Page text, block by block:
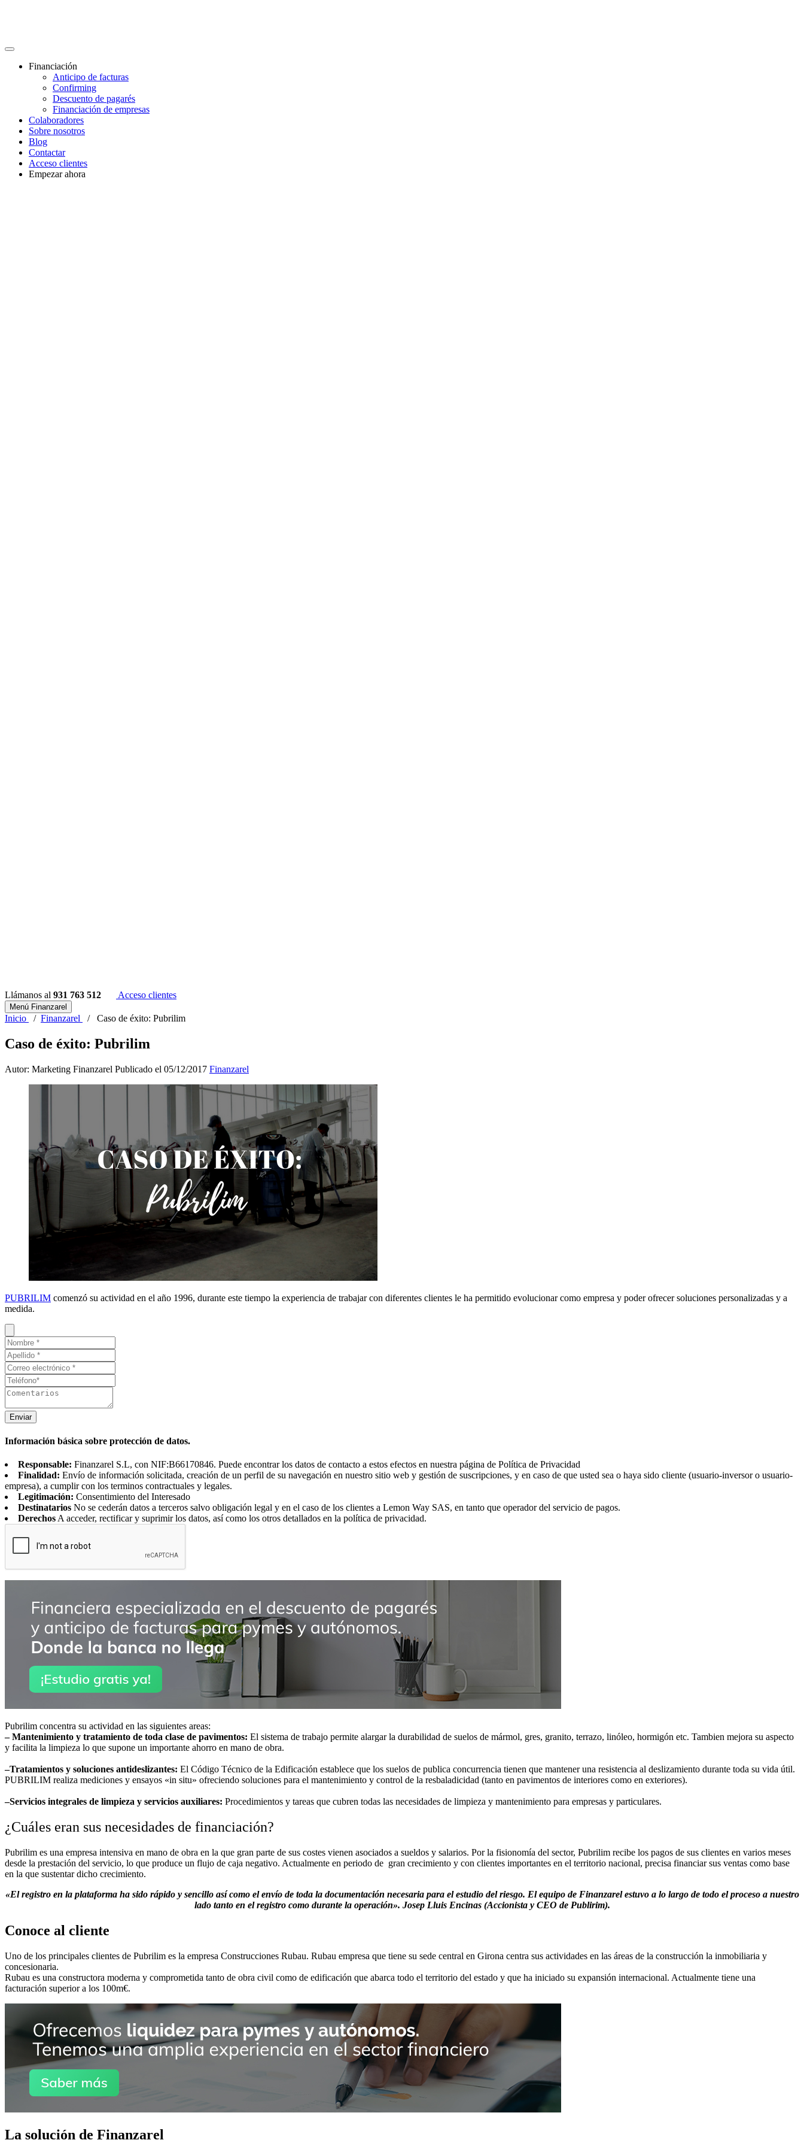
Financiación
Anticipo de facturas
Confirming
Descuento de pagarés
Financiación de empresas
Colaboradores
Sobre nosotros
Blog
Contactar
Acceso clientes
Empezar ahora
Llámanos al 931 763 512 Acceso clientes
Menú Finanzarel
Inicio / Finanzarel / Caso de éxito: Pubrilim
Caso de éxito: Pubrilim
Autor: Marketing Finanzarel Publicado el 05/12/2017 Finanzarel
PUBRILIM comenzó su actividad en el año 1996, durante este tiempo la experiencia de trabajar con diferentes clientes le ha permitido evolucionar como empresa y poder ofrecer soluciones personalizadas y a
medida.
Enviar
Información básica sobre protección de datos.
Responsable: Finanzarel S.L, con NIF:B66170846. Puede encontrar los datos de contacto a estos efectos en nuestra página de Política de Privacidad
Finalidad: Envío de información solicitada, creación de un perfil de su navegación en nuestro sitio web y gestión de suscripciones, y en caso de que usted sea o haya sido cliente (usuario-inversor o usuario-
empresa), a cumplir con los terminos contractuales y legales.
Legitimación: Consentimiento del Interesado
Destinatarios No se cederán datos a terceros salvo obligación legal y en el caso de los clientes a Lemon Way SAS, en tanto que operador del servicio de pagos.
Derechos A acceder, rectificar y suprimir los datos, así como los otros detallados en la política de privacidad.
Pubrilim concentra su actividad en las siguientes areas:
– Mantenimiento y tratamiento de toda clase de pavimentos: El sistema de trabajo permite alargar la durabilidad de suelos de mármol, gres, granito, terrazo, linóleo, hormigón etc. Tambien mejora su aspecto
y facilita la limpieza lo que supone un importante ahorro en mano de obra.
–Tratamientos y soluciones antideslizantes: El Código Técnico de la Edificación establece que los suelos de publica concurrencia tienen que mantener una resistencia al deslizamiento durante toda su vida útil.
PUBRILIM realiza mediciones y ensayos «in situ» ofreciendo soluciones para el mantenimiento y control de la resbaladicidad (tanto en pavimentos de interiores como en exteriores).
–Servicios integrales de limpieza y servicios auxiliares: Procedimientos y tareas que cubren todas las necesidades de limpieza y mantenimiento para empresas y particulares.
¿Cuáles eran sus necesidades de financiación?
Pubrilim es una empresa intensiva en mano de obra en la que gran parte de sus costes vienen asociados a sueldos y salarios. Por la fisionomía del sector, Pubrilim recibe los pagos de sus clientes en varios meses
desde la prestación del servicio, lo que produce un flujo de caja negativo. Actualmente en periodo de gran crecimiento y con clientes importantes en el territorio nacional, precisa financiar sus ventas como base
en la que sustentar dicho crecimiento.
«El registro en la plataforma ha sido rápido y sencillo así como el envío de toda la documentación necesaria para el estudio del riesgo. El equipo de Finanzarel estuvo a lo largo de todo el proceso a nuestro
lado tanto en el registro como durante la operación». Josep Lluis Encinas (Accionista y CEO de Publirim).
Conoce al cliente
Uno de los principales clientes de Pubrilim es la empresa Construcciones Rubau. Rubau empresa que tiene su sede central en Girona centra sus actividades en las áreas de la construcción la inmobiliaria y
concesionaria.
Rubau es una constructora moderna y comprometida tanto de obra civil como de edificación que abarca todo el territorio del estado y que ha iniciado su expansión internacional. Actualmente tiene una
facturación superior a los 100m€.
La solución de Finanzarel